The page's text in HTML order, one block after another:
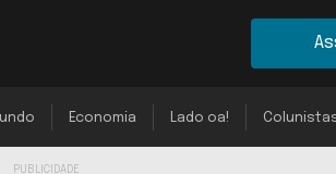
Economia Lado oa!